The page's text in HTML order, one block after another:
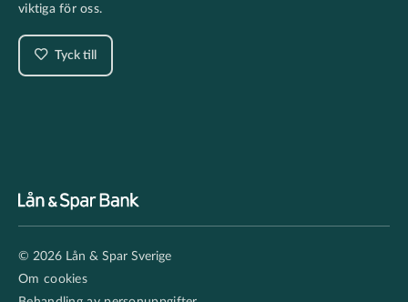
viktiga för oss.
Tyck till
secondary
© 2026 Lån & Spar Sverige
Om cookies